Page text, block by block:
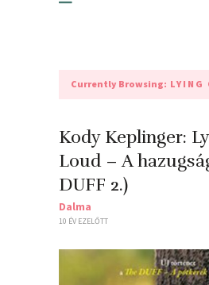
Currently Browsing: LYING
Kody Keplinger:
Loud – A
DUFF 2.)
Dalma
10 ÉV EZELŐTT